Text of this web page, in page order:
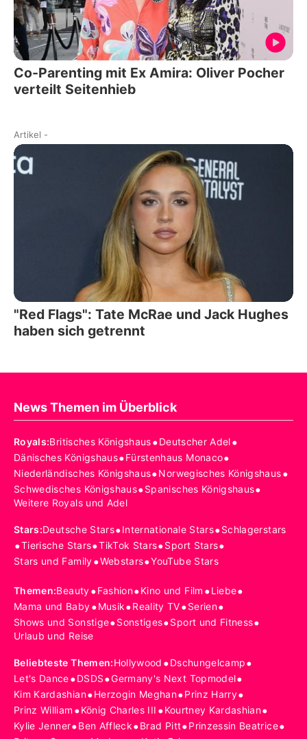
Co-Parenting mit Ex Amira: Oliver Pocher
verteilt Seitenhieb
Artikel -
"Red Flags": Tate McRae und Jack Hughes
haben sich getrennt
News Themen im Überblick
Royals:Britisches Königshaus•Deutscher Adel•
Dänisches Königshaus•Fürstenhaus Monaco•
Niederländisches Königshaus•Norwegisches Königshaus•
Schwedisches Königshaus•Spanisches Königshaus•
Weitere Royals und Adel
Stars:Deutsche Stars•Internationale Stars•Schlagerstars
•Tierische Stars•TikTok Stars•Sport Stars•
Stars und Family•Webstars•YouTube Stars
Themen:Beauty•Fashion•Kino und Film •Liebe•
Mama und Baby•Musik•Reality TV•Serien•
Shows und Sonstige•Sonstiges•Sport und Fitness•
Urlaub und Reise
Beliebteste Themen:Hollywood •Dschungelcamp•
Let's Dance•DSDS•Germany's Next Topmodel•
Kim Kardashian•Herzogin Meghan•Prinz Harry•
Prinz William •König Charles III •Kourtney Kardashian•
Kylie Jenner•Ben Affleck•Brad Pitt•Prinzessin Beatrice•